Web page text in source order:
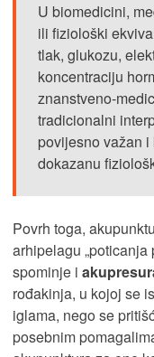
U biomedicini,
ili fiziološki
tlak, glukozu,
koncentraciju
znanstveno-
tradicionalni
povijesno važan
dokazanu
Povrh toga,
arhipelagu „poticanja
spominje i
rođakinja, u kojoj se
iglama, nego se
posebnim